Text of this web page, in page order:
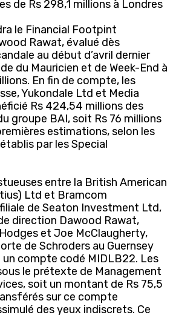
de Rs 298,1 millions à Londres
le Financial Footpint
Rawat, évalué dès
au début d’avril dernier
du Mauricien et de Week-End à
En fin de compte, les
Yukondale Ltd et Media
Rs 424,54 millions des
groupe BAI, soit Rs 76 millions
estimations, selon les
par les Special
entre la British American
Ltd et Bramcom
de Seaton Investment Ltd,
direction Dawood Rawat,
et Joe McClaugherty,
de Schroders au Guernsey
un compte codé MIDLB22. Les
le prétexte de Management
soit un montant de Rs 75,5
sur ce compte
des yeux indiscrets. Ce